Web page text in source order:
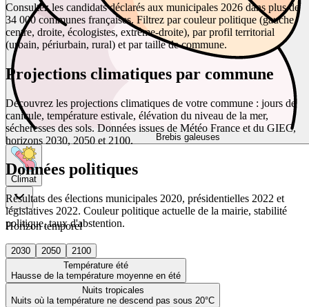
Brebis galeuses
Climat
Horizon temporel
2030 2050
2100
Température été
Hausse de la température moyenne en été
Nuits tropicales
Nuits où la température ne descend pas sous 20°C
Consultez les candidats déclarés aux municipales 2026 dans plus de
34 000 communes françaises. Filtrez par couleur politique (gauche,
centre, droite, écologistes, extrême-droite), par profil territorial
(urbain, périurbain, rural) et par taille de commune.
Projections climatiques par commune
Découvrez les projections climatiques de votre commune : jours de
canicule, température estivale, élévation du niveau de la mer,
sécheresses des sols. Données issues de Météo France et du GIEC,
horizons 2030, 2050 et 2100.
Données politiques
Résultats des élections municipales 2020, présidentielles 2022 et
législatives 2022. Couleur politique actuelle de la mairie, stabilité
politique, taux d'abstention.